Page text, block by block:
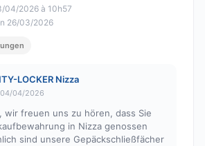
04/2026 à 10h57
26/03/2026
LOCKER Nizza
04/2026
wir freuen uns zu hören, dass Sie
in Nizza genossen
sind unsere Gepäckschließfächer